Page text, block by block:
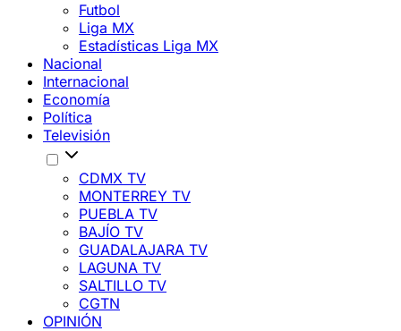
Futbol
Liga MX
Estadísticas Liga MX
Nacional
Internacional
Economía
Política
Televisión
CDMX TV
MONTERREY TV
PUEBLA TV
BAJÍO TV
GUADALAJARA TV
LAGUNA TV
SALTILLO TV
CGTN
OPINIÓN